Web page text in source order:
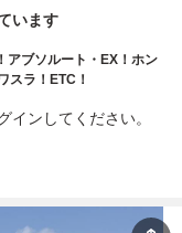
います
アブソルート・EX！ホン
スラ！ETC！
インしてください。